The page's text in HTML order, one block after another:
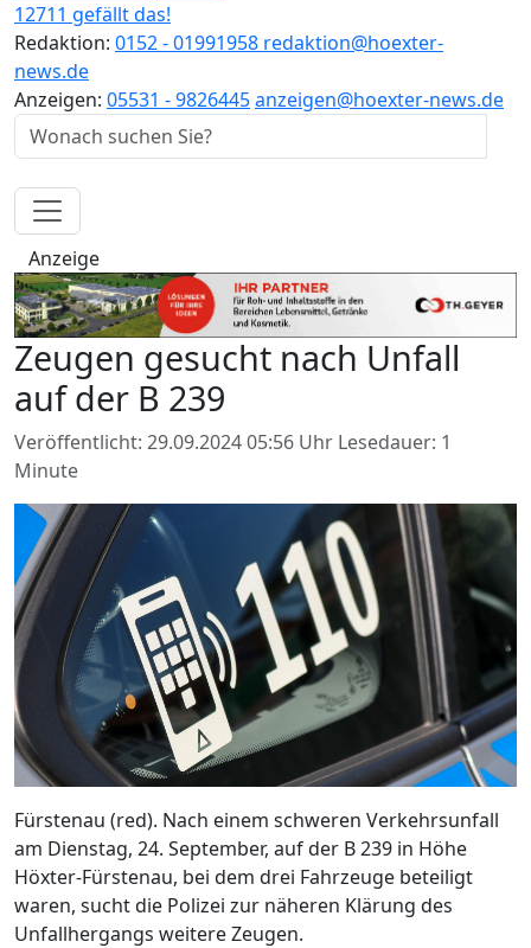
12711 gefällt das!
Redaktion: 0152 - 01991958 redaktion@hoexter-
news.de
Anzeigen: 05531 - 9826445anzeigen@hoexter-news.de
Anzeige
Zeugen gesucht nach Unfall
auf der B 239
Veröffentlicht: 29.09.2024 05:56 Uhr Lesedauer: 1
Minute
Fürstenau (red). Nach einem schweren Verkehrsunfall
am Dienstag, 24. September, auf der B 239 in Höhe
Höxter-Fürstenau, bei dem drei Fahrzeuge beteiligt
waren, sucht die Polizei zur näheren Klärung des
Unfallhergangs weitere Zeugen.